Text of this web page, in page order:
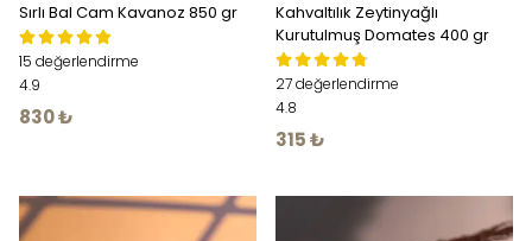
Sırlı Bal Cam Kavanoz 850 gr
15 değerlendirme
4.9
830 ₺
Kahvaltılık Zeytinyağlı
Kurutulmuş Domates 400 gr
27 değerlendirme
4.8
315 ₺